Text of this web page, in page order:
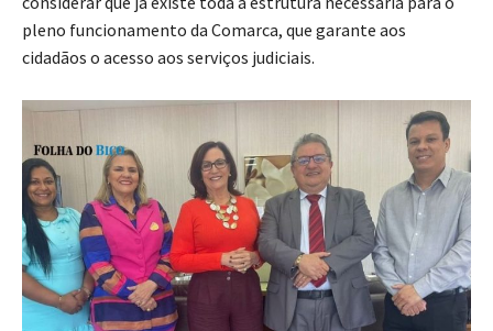
pleno funcionamento da Comarca, que garante aos
cidadãos o acesso aos serviços judiciais.